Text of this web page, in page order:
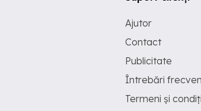
Ajutor
Contact
Publicitate
Întrebări
Termeni și